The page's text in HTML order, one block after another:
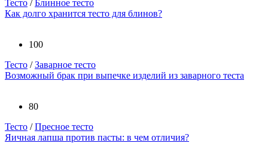
Тесто /Блинное тесто
Как долго хранится тесто для блинов?
100
Тесто /Заварное тесто
Возможный брак при выпечке изделий из заварного теста
80
Тесто /Пресное тесто
Яичная лапша против пасты: в чем отличия?